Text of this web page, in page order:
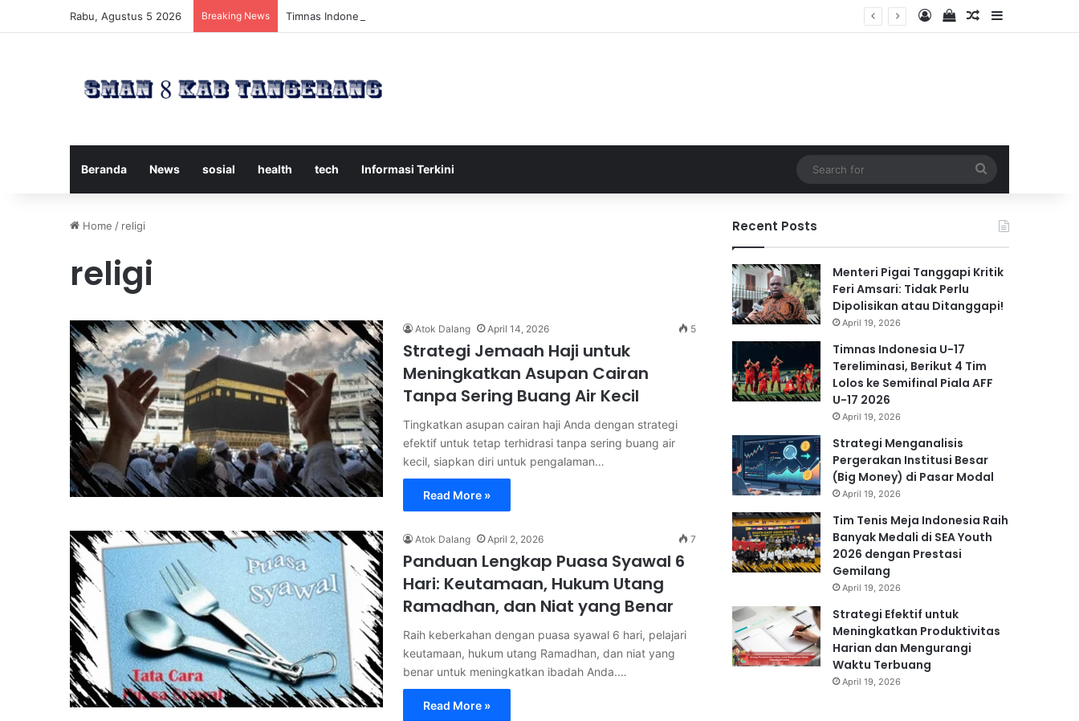
Rabu, Agustus 5 2026 Breaking News Timnas Indonesia U-17 Tereliminasi, Berikut 4 Tim Lolos ke Semifinal Piala AFF U-17 2026 Log InView your
Random Article
Sidebar
Beranda News sosial health tech Informasi Terkini
for
Home / religi
religi
Atok Dalang April 14, 2026 5
Strategi Jemaah Haji untuk
Meningkatkan Asupan Cairan
Tanpa Sering Buang Air Kecil
Tingkatkan asupan cairan haji Anda dengan strategi
efektif untuk tetap terhidrasi tanpa sering buang air
kecil, siapkan diri untuk pengalaman…
Read More »
Atok Dalang April 2, 2026 7
Panduan Lengkap Puasa Syawal 6
Hari: Keutamaan, Hukum Utang
Ramadhan, dan Niat yang Benar
Raih keberkahan dengan puasa syawal 6 hari, pelajari
keutamaan, hukum utang Ramadhan, dan niat yang
benar untuk meningkatkan ibadah Anda.…
Read More »
Recent Posts
Menteri Pigai Tanggapi Kritik
Feri Amsari: Tidak Perlu
Dipolisikan atau Ditanggapi!
April 19, 2026
Timnas Indonesia U-17
Tereliminasi, Berikut 4 Tim
Lolos ke Semifinal Piala AFF
U-17 2026
April 19, 2026
Strategi Menganalisis
Pergerakan Institusi Besar
(Big Money) di Pasar Modal
April 19, 2026
Tim Tenis Meja Indonesia Raih
Banyak Medali di SEA Youth
2026 dengan Prestasi
Gemilang
April 19, 2026
Strategi Efektif untuk
Meningkatkan Produktivitas
Harian dan Mengurangi
Waktu Terbuang
April 19, 2026